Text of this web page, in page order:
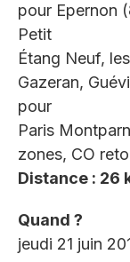
pour Epernon
Petit
Étang Neuf,
Gazeran,
pour
Paris
zones, CO
Distance : 26
Quand ?
jeudi 21 juin